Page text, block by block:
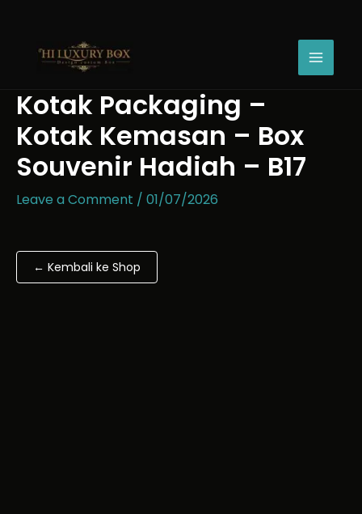
Kotak Packaging –
Kotak Kemasan – Box
Souvenir Hadiah – B17
Leave a Comment / 01/07/2026
← Kembali ke Shop
Kotak
-
Box
Souvenir
Hadiah
-
quantity